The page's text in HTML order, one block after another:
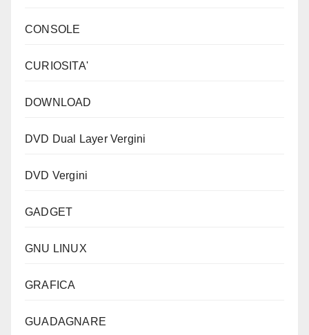
CONSOLE
CURIOSITA'
DOWNLOAD
DVD Dual Layer Vergini
DVD Vergini
GADGET
GNU LINUX
GRAFICA
GUADAGNARE